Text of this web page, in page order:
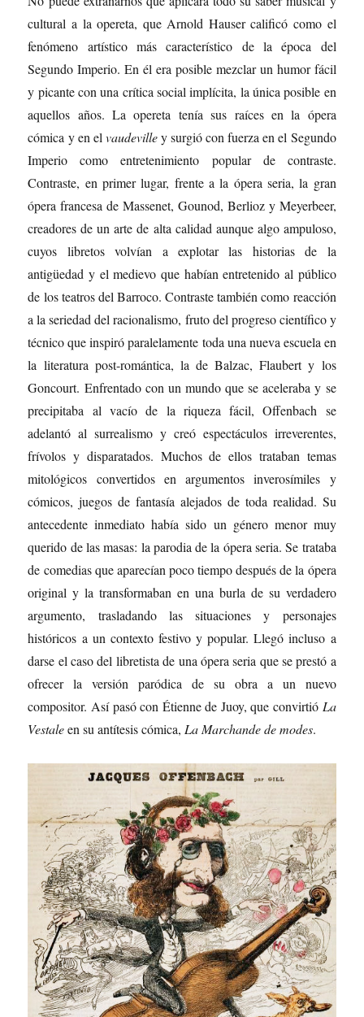
cultural a la opereta, que Arnold Hauser calificó como el
fenómeno artístico más característico de la época del
Segundo Imperio. En él era posible mezclar un humor fácil
y picante con una crítica social implícita, la única posible en
aquellos años. La opereta tenía sus raíces en la ópera
cómica y en el vaudevilley surgió con fuerza en el Segundo
Imperio como entretenimiento popular de contraste.
Contraste, en primer lugar, frente a la ópera seria, la gran
ópera francesa de Massenet, Gounod, Berlioz y Meyerbeer,
creadores de un arte de alta calidad aunque algo ampuloso,
cuyos libretos volvían a explotar las historias de la
antigüedad y el medievo que habían entretenido al público
de los teatros del Barroco. Contraste también como reacción
a la seriedad del racionalismo, fruto del progreso científico y
técnico que inspiró paralelamente toda una nueva escuela en
la literatura post-romántica, la de Balzac, Flaubert y los
Goncourt. Enfrentado con un mundo que se aceleraba y se
precipitaba al vacío de la riqueza fácil, Offenbach se
adelantó al surrealismo y creó espectáculos irreverentes,
frívolos y disparatados. Muchos de ellos trataban temas
mitológicos convertidos en argumentos inverosímiles y
cómicos, juegos de fantasía alejados de toda realidad. Su
antecedente inmediato había sido un género menor muy
querido de las masas: la parodia de la ópera seria. Se trataba
de comedias que aparecían poco tiempo después de la ópera
original y la transformaban en una burla de su verdadero
argumento, trasladando las situaciones y personajes
históricos a un contexto festivo y popular. Llegó incluso a
darse el caso del libretista de una ópera seria que se prestó a
ofrecer la versión paródica de su obra a un nuevo
compositor. Así pasó con Étienne de Juoy, que convirtió La
Vestaleen su antítesis cómica, La Marchande de modes.